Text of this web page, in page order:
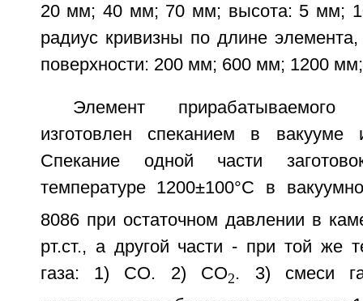
20 мм; 40 мм; 70 мм; высота: 5 мм;
радиус кривизны по длине
поверхности: 200 мм; 600 мм; 1200
Элемент
изготовлен спеканием в
Спекание одной части
температуре 1200±100°C в
8086 при остаточном давлении в
рт.ст., а другой части - при той же
газа: 1) CO. 2) CO2. 3) смеси